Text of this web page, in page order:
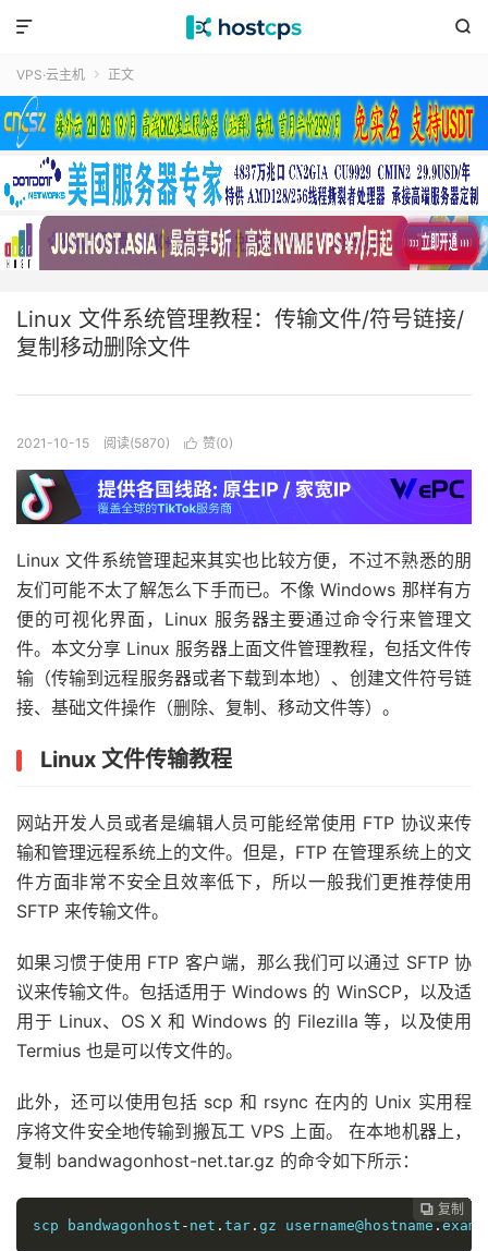


VPS·云主机  正文
Linux 文件系统管理教程：传输文件/符号链接/
复制移动删除文件
2021-10-15 阅读(5870)  赞(0)
Linux 文件系统管理起来其实也比较方便，不过不熟悉的朋
友们可能不太了解怎么下手而已。不像 Windows 那样有方
便的可视化界面，Linux 服务器主要通过命令行来管理文
件。本文分享 Linux 服务器上面文件管理教程，包括文件传
输（传输到远程服务器或者下载到本地）、创建文件符号链
接、基础文件操作（删除、复制、移动文件等）。
Linux 文件传输教程
网站开发人员或者是编辑人员可能经常使用 FTP 协议来传
输和管理远程系统上的文件。但是，FTP 在管理系统上的文
件方面非常不安全且效率低下，所以一般我们更推荐使用
SFTP 来传输文件。
如果习惯于使用 FTP 客户端，那么我们可以通过 SFTP 协
议来传输文件。包括适用于 Windows 的 WinSCP，以及适
用于 Linux、OS X 和 Windows 的 Filezilla 等，以及使用
Termius 也是可以传文件的。
此外，还可以使用包括 scp 和 rsync 在内的 Unix 实用程
序将文件安全地传输到搬瓦工 VPS 上面。 在本地机器上，
复制 bandwagonhost-net.tar.gz 的命令如下所示：
 复制
 复制
 复制
 复制
 复制
 复制
 复制
 复制
 复制
 复制
scp bandwagonhost - net . tar . gz username@hostname .